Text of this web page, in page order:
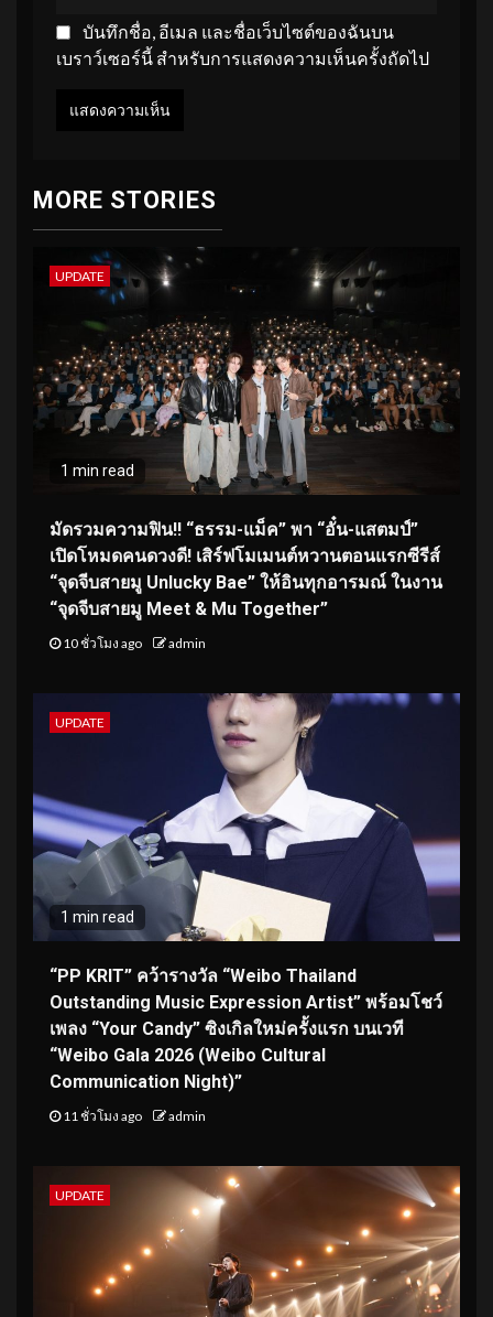
บันทึกชื่อ, อีเมล และชื่อเว็บไซต์ของฉันบน
เบราว์เซอร์นี้ สำหรับการแสดงความเห็นครั้งถัดไป
MORE STORIES
UPDATE
1 min read
มัดรวมความฟิน!! “ธรรม-แม็ค” พา “อั๋น-แสตมป์”
เปิดโหมดคนดวงดี! เสิร์ฟโมเมนต์หวานตอนแรกซีรีส์
“จุดจีบสายมู Unlucky Bae” ให้อินทุกอารมณ์ ในงาน
“จุดจีบสายมู Meet & Mu Together”
10 ชั่วโมง ago admin
UPDATE
1 min read
“PP KRIT” คว้ารางวัล “Weibo Thailand
Outstanding Music Expression Artist” พร้อมโชว์
เพลง “Your Candy” ซิงเกิลใหม่ครั้งแรก บนเวที
“Weibo Gala 2026 (Weibo Cultural
Communication Night)”
11 ชั่วโมง ago admin
UPDATE